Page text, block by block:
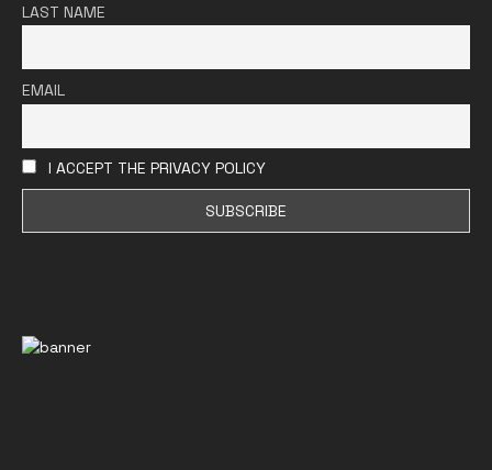
LAST NAME
EMAIL
I ACCEPT THE PRIVACY POLICY